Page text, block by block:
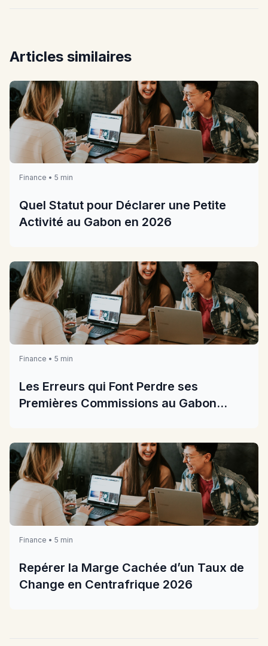
Articles similaires
Finance • 5 min
Quel Statut pour Déclarer une Petite
Activité au Gabon en 2026
Finance • 5 min
Les Erreurs qui Font Perdre ses
Premières Commissions au Gabon
Finance • 5 min
Repérer la Marge Cachée d’un Taux de
Change en Centrafrique 2026